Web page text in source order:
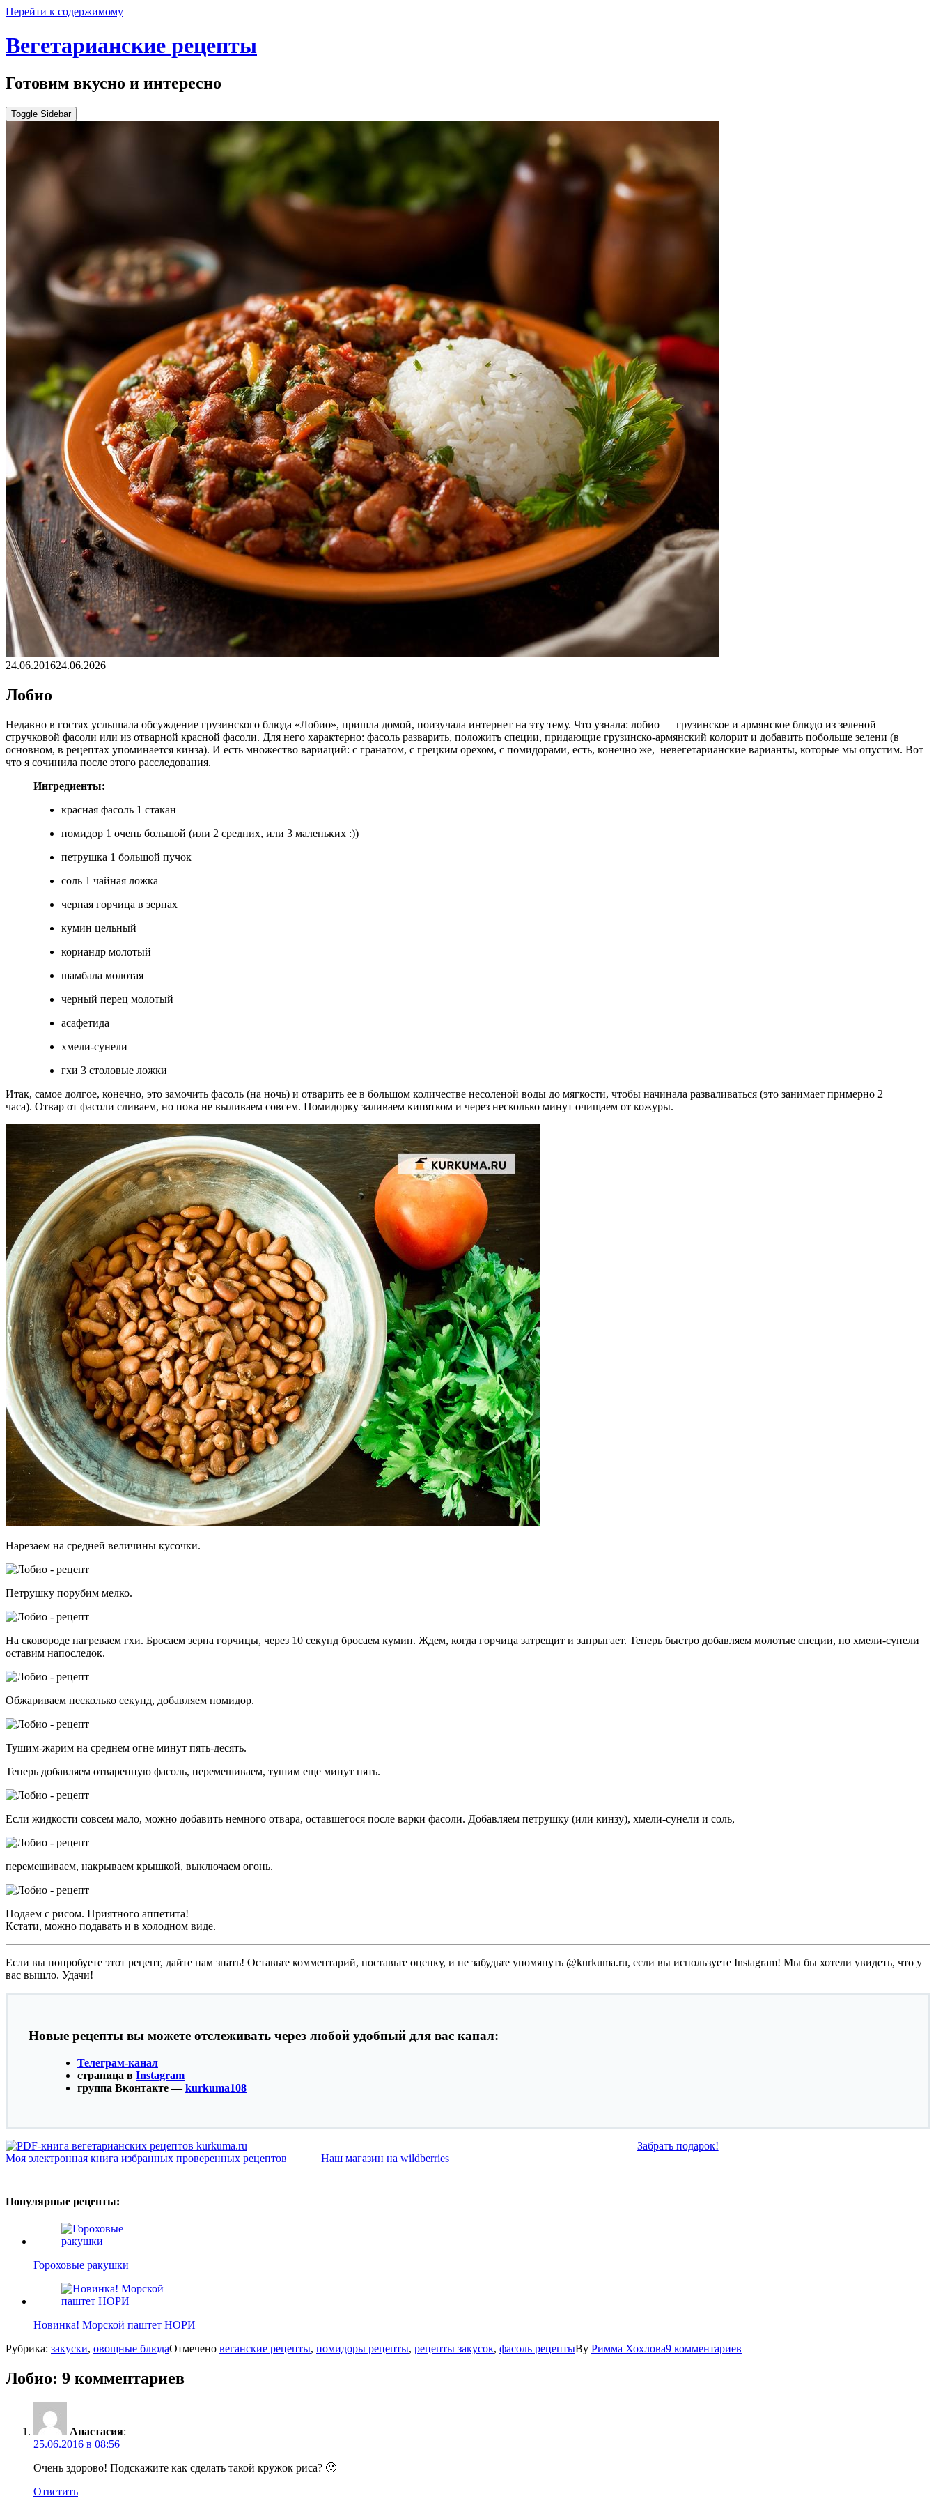
Перейти к содержимому
Вегетарианские рецепты
Готовим вкусно и интересно
Toggle Sidebar
24.06.201624.06.2026
Лобио
Недавно в гостях услышала обсуждение грузинского блюда «Лобио», пришла домой, поизучала интернет на эту тему. Что узнала: лобио — грузинское и армянское блюдо из зеленой
стручковой фасоли или из отварной красной фасоли. Для него характерно: фасоль разварить, положить специи, придающие грузинско-армянский колорит и добавить побольше зелени (в
основном, в рецептах упоминается кинза). И есть множество вариаций: с гранатом, с грецким орехом, с помидорами, есть, конечно же, невегетарианские варианты, которые мы опустим. Вот
что я сочинила после этого расследования.
Ингредиенты:
красная фасоль 1 стакан
помидор 1 очень большой (или 2 средних, или 3 маленьких :))
петрушка 1 большой пучок
соль 1 чайная ложка
черная горчица в зернах
кумин цельный
кориандр молотый
шамбала молотая
черный перец молотый
асафетида
хмели-сунели
гхи 3 столовые ложки
Итак, самое долгое, конечно, это замочить фасоль (на ночь) и отварить ее в большом количестве несоленой воды до мягкости, чтобы начинала разваливаться (это занимает примерно 2
часа). Отвар от фасоли сливаем, но пока не выливаем совсем. Помидорку заливаем кипятком и через несколько минут очищаем от кожуры.
Нарезаем на средней величины кусочки.
Петрушку порубим мелко.
На сковороде нагреваем гхи. Бросаем зерна горчицы, через 10 секунд бросаем кумин. Ждем, когда горчица затрещит и запрыгает. Теперь быстро добавляем молотые специи, но хмели-сунели
оставим напоследок.
Обжариваем несколько секунд, добавляем помидор.
Тушим-жарим на среднем огне минут пять-десять.
Теперь добавляем отваренную фасоль, перемешиваем, тушим еще минут пять.
Если жидкости совсем мало, можно добавить немного отвара, оставшегося после варки фасоли. Добавляем петрушку (или кинзу), хмели-сунели и соль,
перемешиваем, накрываем крышкой, выключаем огонь.
Подаем с рисом. Приятного аппетита!
Кстати, можно подавать и в холодном виде.
Если вы попробуете этот рецепт, дайте нам знать! Оставьте комментарий, поставьте оценку, и не забудьте упомянуть @kurkuma.ru, если вы используете Instagram! Мы бы хотели увидеть, что у
вас вышло. Удачи!
Новые рецепты вы можете отслеживать через любой удобный для вас канал:
Телеграм-канал
страница в Instagram
группа Вконтакте —kurkuma108
Моя электронная книга избранных проверенных рецептов Наш магазин на wildberries
Забрать подарок!
Популярные рецепты:
Гороховые ракушки
Новинка! Морской паштет НОРИ
Рубрика: закуски, овощные блюдаОтмечено веганские рецепты, помидоры рецепты, рецепты закусок, фасоль рецептыBy Римма Хохлова9 комментариев
Лобио: 9 комментариев
Анастасия:
25.06.2016 в 08:56
Очень здорово! Подскажите как сделать такой кружок риса? 🙂
Ответить